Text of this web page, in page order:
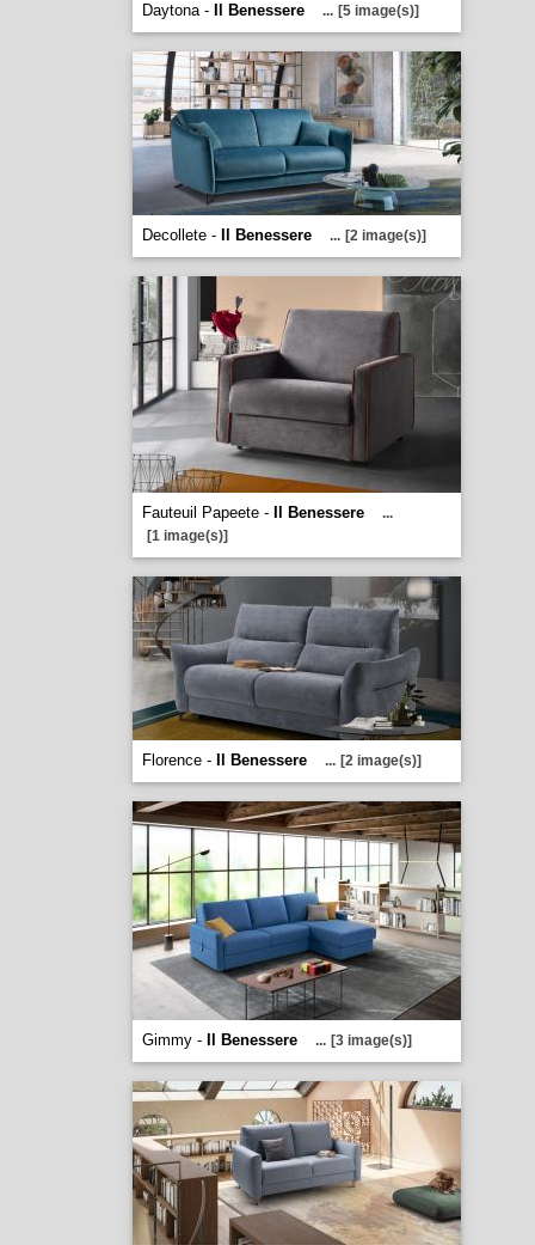
Daytona - Il Benessere ... [5 image(s)]
Decollete - Il Benessere ... [2 image(s)]
Fauteuil Papeete - Il Benessere
...
[1 image(s)]
Florence - Il Benessere ... [2 image(s)]
Gimmy - Il Benessere ... [3 image(s)]